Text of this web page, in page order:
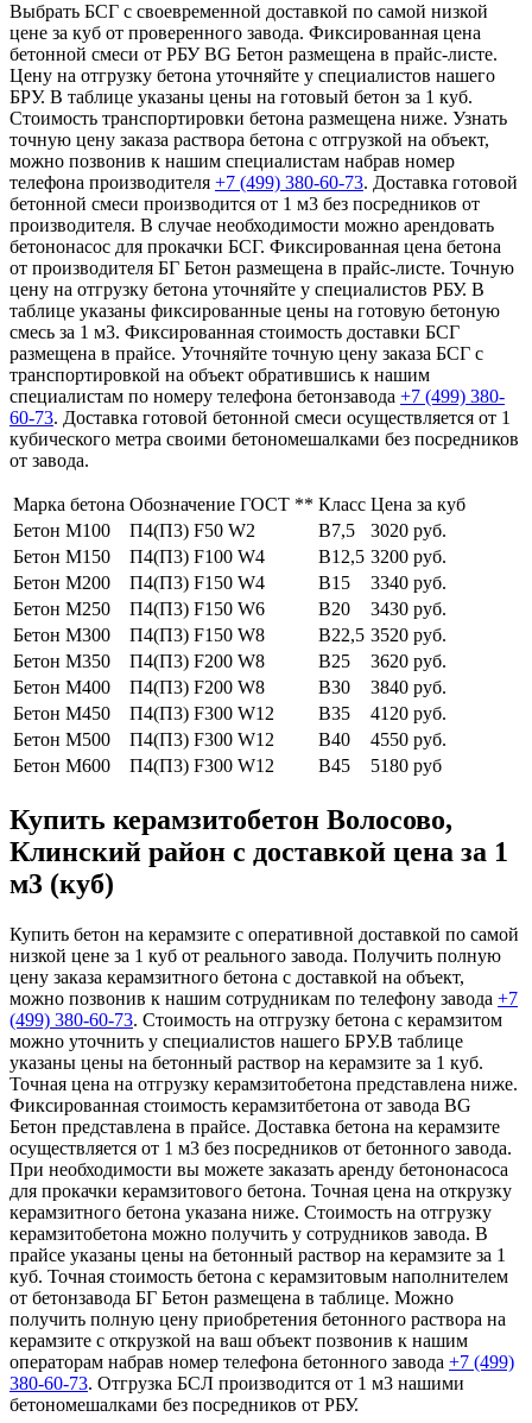
Выбрать БСГ с своевременной доставкой по самой низкой
цене за куб от проверенного завода. Фиксированная цена
бетонной смеси от РБУ BG Бетон размещена в прайс-листе.
Цену на отгрузку бетона уточняйте у специалистов нашего
БРУ. В таблице указаны цены на готовый бетон за 1 куб.
Стоимость транспортировки бетона размещена ниже. Узнать
точную цену заказа раствора бетона с отгрузкой на объект,
можно позвонив к нашим специалистам набрав номер
телефона производителя +7 (499) 380-60-73. Доставка готовой
бетонной смеси производится от 1 м3 без посредников от
производителя. В случае необходимости можно арендовать
бетононасос для прокачки БСГ. Фиксированная цена бетона
от производителя БГ Бетон размещена в прайс-листе. Точную
цену на отгрузку бетона уточняйте у специалистов РБУ. В
таблице указаны фиксированные цены на готовую бетоную
смесь за 1 м3. Фиксированная стоимость доставки БСГ
размещена в прайсе. Уточняйте точную цену заказа БСГ с
транспортировкой на объект обратившись к нашим
специалистам по номеру телефона бетонзавода +7 (499) 380-
60-73. Доставка готовой бетонной смеси осуществляется от 1
кубического метра своими бетономешалками без посредников
от завода.
Марка бетона Обозначение ГОСТ ** Класс Цена за куб
Бетон М100
П4(П3) F50 W2 В7,5
3020 руб.
Бетон М150
П4(П3) F100 W4 В12,5 3200 руб.
Бетон М200
П4(П3) F150 W4 В15
3340 руб.
Бетон М250
П4(П3) F150 W6 В20
3430 руб.
Бетон М300
П4(П3) F150 W8 В22,5 3520 руб.
Бетон М350
П4(П3) F200 W8 В25
3620 руб.
Бетон М400
П4(П3) F200 W8 В30
3840 руб.
Бетон М450
П4(П3) F300 W12 В35
4120 руб.
Бетон М500
П4(П3) F300 W12 В40
4550 руб.
Бетон М600
П4(П3) F300 W12 В45 5180 руб
Купить керамзитобетон Волосово,
Клинский район с доставкой цена за 1
м3 (куб)
Купить бетон на керамзите с оперативной доставкой по самой
низкой цене за 1 куб от реального завода. Получить полную
цену заказа керамзитного бетона с доставкой на объект,
можно позвонив к нашим сотрудникам по телефону завода +7
(499) 380-60-73. Стоимость на отгрузку бетона с керамзитом
можно уточнить у специалистов нашего БРУ.В таблице
указаны цены на бетонный раствор на керамзите за 1 куб.
Точная цена на отгрузку керамзитобетона представлена ниже.
Фиксированная стоимость керамзитбетона от завода BG
Бетон представлена в прайсе. Доставка бетона на керамзите
осуществляется от 1 м3 без посредников от бетонного завода.
При необходимости вы можете заказать аренду бетононасоса
для прокачки керамзитового бетона. Точная цена на открузку
керамзитного бетона указана ниже. Стоимость на отгрузку
керамзитобетона можно получить у сотрудников завода. В
прайсе указаны цены на бетонный раствор на керамзите за 1
куб. Точная стоимость бетона с керамзитовым наполнителем
от бетонзавода БГ Бетон размещена в таблице. Можно
получить полную цену приобретения бетонного раствора на
керамзите с открузкой на ваш объект позвонив к нашим
операторам набрав номер телефона бетонного завода +7 (499)
380-60-73. Отгрузка БСЛ производится от 1 м3 нашими
бетономешалками без посредников от РБУ.